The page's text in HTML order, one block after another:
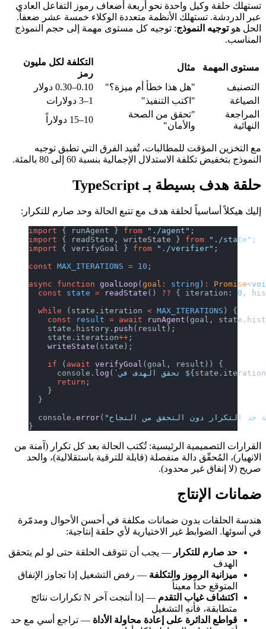
تستهلك حلقة وكيل واحدة نحو أربعة أضعاف رموز التفاعل العادي
عبر الدردشة. تستهلك الأنظمة متعددة الوكلاء خمسة عشر ضعفاً.
الحل هوتوجيه النموذج: توجيه كل مستوى مهمة إلى حجم النموذج
المناسب.
مستوى المهمة مثال
التكلفة لكل مليون
رمز
التصنيف
"هل هذا خطأ أم ميزة؟"
0.10–0.30 دولار
الصياغة
"اكتب التنفيذ"
المراجعة
النهائية
"تحقق من الصحة
والأمان"
10–15 دولاراً
مع التخزين المؤقت للمطالبات، تُفيد الفرق التي تطبق توجيه
النموذج بتخفيض تكلفة الاستدلال الإجمالية بنسبة 60 إلى 80 بالمئة.
حلقة هدف بسيطة بـ TypeScript
إليك هيكلاً أساسياً لحلقة هدف مع تتبع الحالة وحد صارم للتكرار:
import { runAgent } from "./agent"
import { readState, writeState } from "./state"
import { verifyGoal } from "./verifier"
const MAX_ITERATIONS = 10
async function goalLoop (goal string ) Promise<
  const
state = readState () ?? { iteration: 0
,
  while
(state.iteration MAX_ITERATIONS
) {
    const
result = await runAgent (goal,
    state.history.
push (result);
    state.iteration
++
    writeState
(state);
    if
(await verifyGoal (goal, result)) {
      console.
log ( `تحقق الهدف في ${state .
      return
    }
  }
  console.
error (
القرارات التصميمية الرئيسية: تُكتب الحالة بعد كل تكرار (آمنة من
الانهيار)، المُحقّق دالة منفصلة (قابلة للترقية باستقلالية)، والحد
صريح (لا إنفاق غير محدود).
ضمانات الإنتاج
هندسة الحلقات بدون ضمانات مكلفة في أحسن الأحوال ومدمّرة
في أسوئها. الضوابط غير الاختيارية لأي حلقة إنتاجية:
حد صارم للتكرار — يجب أن تتوقف الحلقة حتى لو لم يتحقق
الهدف
ميزانية الرموز والتكلفة— رفض التشغيل إذا تجاوز الإنفاق
المتوقع حداً معيناً
اكتشاف غياب التقدم
— إذا أنتجت آخر N تكرارات نتائج
متطابقة، فأنهِ التشغيل
قواطع الدائرة على إعادة محاولة الأداة — تراجع أسي مع حد